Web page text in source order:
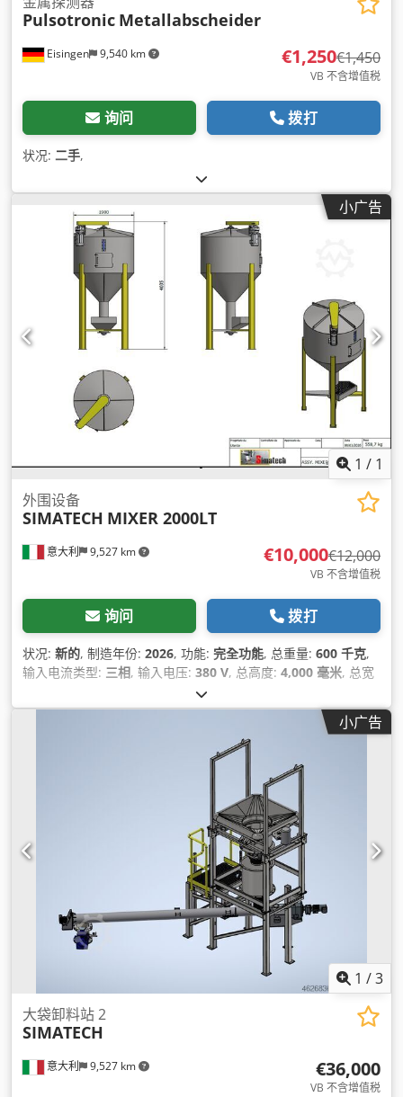
Eisingen 9,540 km
Pulsotronic Metallabscheider
€1,250€1,450
VB 不含增值税
询问 拨打
状况: 二手,
小广告
1 / 1
意大利 9,527 km
外围设备
SIMATECH MIXER 2000LT
€10,000€12,000
VB 不含增值税
询问 拨打
状况: 新的, 制造年份: 2026, 功能: 完全功能, 总重量: 600 千克,
输入电流类型: 三相, 输入电压: 380 V, 总高度: 4,000 毫米, 总宽
12 个月
小广告
1 /3
意大利 9,527 km
大袋卸料站 2
SIMATECH
€36,000
VB 不含增值税